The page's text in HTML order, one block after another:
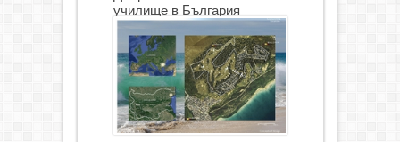
училище в България